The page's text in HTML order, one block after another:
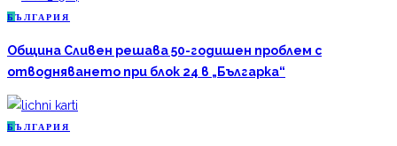
Б ЪЛГАРИЯ
Община Сливен решава 50-годишен проблем с
отводняването при блок 24 в „Българка“
Б ЪЛГАРИЯ